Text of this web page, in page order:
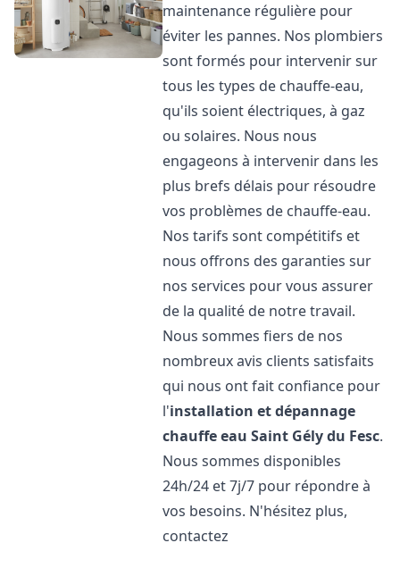
maintenance régulière pour
éviter les pannes. Nos plombiers
sont formés pour intervenir sur
tous les types de chauffe-eau,
qu'ils soient électriques, à gaz
ou solaires. Nous nous
engageons à intervenir dans les
plus brefs délais pour résoudre
vos problèmes de chauffe-eau.
Nos tarifs sont compétitifs et
nous offrons des garanties sur
nos services pour vous assurer
de la qualité de notre travail.
Nous sommes fiers de nos
nombreux avis clients satisfaits
qui nous ont fait confiance pour
l'installation et dépannage
chauffe eau Saint Gély du Fesc.
Nous sommes disponibles
24h/24 et 7j/7 pour répondre à
vos besoins. N'hésitez plus,
contactez